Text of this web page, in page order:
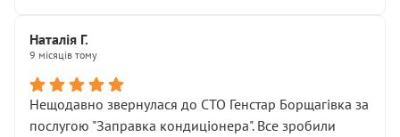
Наталія Г.
9 місяців тому
Нещодавно звернулася до СТО Генстар Борщагівка за
послугою "Заправка кондиціонера". Все зробили